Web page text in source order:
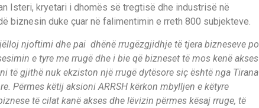
Isteri, kryetari i dhomës së tregtisë dhe industrisë në
biznesin duke çuar në falimentimin e rreth 800 subjekteve.
njoftimi dhe pai dhënë rrugëzgjidhje të tjera bizneseve po
e tyre me rrugë dhe i bie që bizneset të mos kenë akses
të gjithë nuk ekziston një rrugë dytësore siç është nga Tirana
Përmes këtij aksioni ARRSH kërkon mbylljen e këtyre
të cilat kanë akses dhe lëvizin përmes kësaj rruge, të